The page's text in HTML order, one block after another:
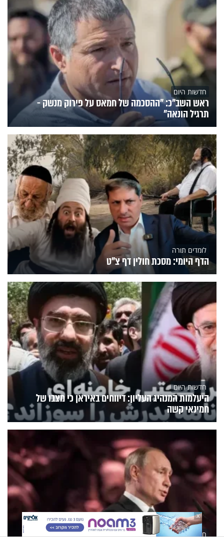
חדשות היום
ראש השב"כ: "ההסכמה של חמאס על פירוק מנשק -
תרגיל הונאה"
לומדים תורה
הדף היומי: מסכת חולין דף צ"ט
חדשות היום
היעלמות המנהיג העליון: דיווחים באיראן כי מצבו של
חמינאי קשה
חדשות היום
X